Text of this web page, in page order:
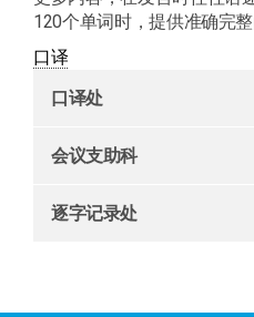
120个单词时，提供准确完
口译
口译处
会议支助科
逐字记录处